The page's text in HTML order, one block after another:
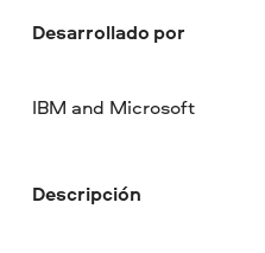
Desarrollado por
IBM and Microsoft
Descripción